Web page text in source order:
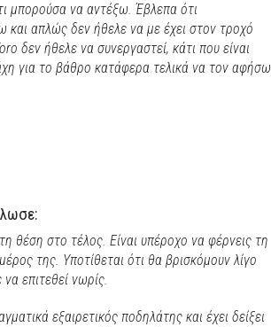
μπορούσα να αντέξω. Έβλεπα ότι
και απλώς δεν ήθελε να με έχει στον τροχό
δεν ήθελε να συνεργαστεί, κάτι που είναι
για το βάθρο κατάφερα τελικά να τον αφήσω
θέση στο τέλος. Είναι υπέροχο να φέρνεις τη
της. Υποτίθεται ότι θα βρισκόμουν λίγο
επιτεθεί νωρίς.
εξαιρετικός ποδηλάτης και έχει δείξει